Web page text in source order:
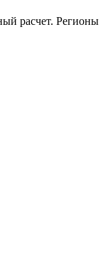
расчет. Регионы